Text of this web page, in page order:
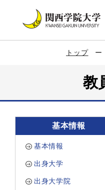
トップ
教
基本情報
基本情報
出身大学
出身大学院